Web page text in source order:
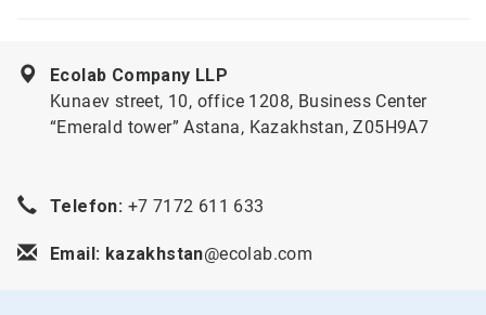
Ecolab Company LLP
Kunaev street, 10, office 1208, Business Center
“Emerald tower” Astana, Kazakhstan, Z05H9A7
Telefon: +7 7172 611 633
Email: kazakhstan@ecolab.com